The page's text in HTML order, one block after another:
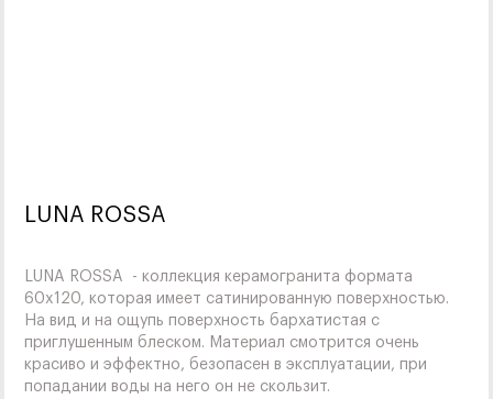
LUNA ROSSA
LUNA ROSSA - коллекция керамогранита формата
60x120, которая имеет сатинированную поверхностью.
На вид и на ощупь поверхность бархатистая с
приглушенным блеском. Материал смотрится очень
красиво и эффектно, безопасен в эксплуатации, при
попадании воды на него он не скользит.